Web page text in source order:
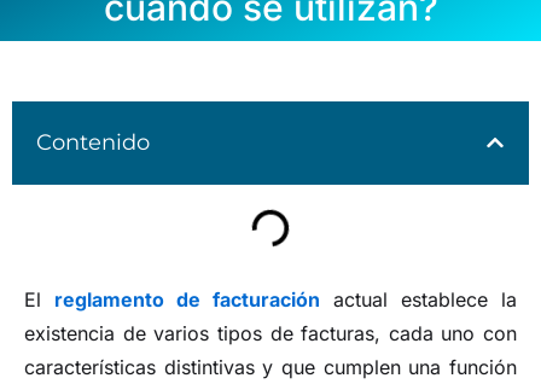
Contenido
El reglamento de facturación actual establece la
existencia de varios tipos de facturas, cada uno con
características distintivas y que cumplen una función